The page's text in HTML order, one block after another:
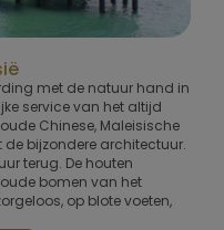
met de natuur hand in
service van het altijd
Chinese, Maleisische
bijzondere architectuur.
terug. De houten
bomen van het
op blote voeten,